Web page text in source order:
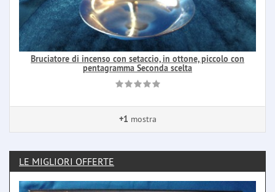
Bruciatore di incenso con setaccio, in ottone, piccolo con
pentagramma Seconda scelta
+1 mostra
LE MIGLIORI OFFERTE